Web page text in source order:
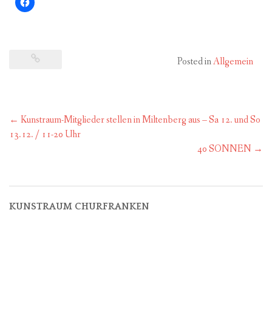
Posted inAllgemein
Post
navigation
← Kunstraum-Mitglieder stellen in Miltenberg aus – Sa 12. und So
13.12. / 11-20 Uhr
40 SONNEN →
KUNSTRAUM CHURFRANKEN